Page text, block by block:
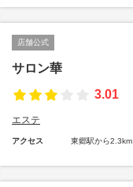
店舗公式
サロン華
3.01
エステ
アクセス 東郷駅から2.3km